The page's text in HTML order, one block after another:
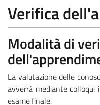
Verifica
Modalità di
La valutazione delle
avverrà mediante
esame finale.